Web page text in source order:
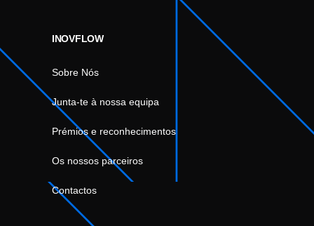
INOVFLOW
Sobre Nós
Junta-te à nossa equipa
Prémios e reconhecimentos
Os nossos parceiros
Contactos